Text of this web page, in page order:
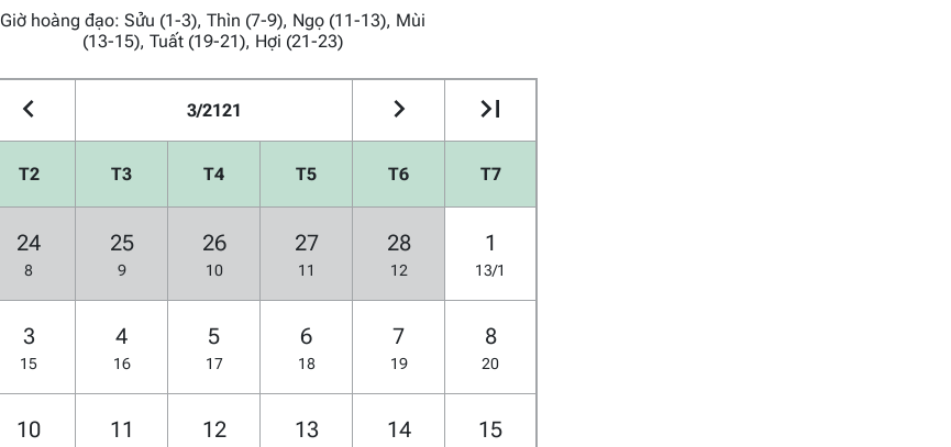
Giờ hoàng đạo: Sửu (1-3), Thìn (7-9), Ngọ (11-13), Mùi
(13-15), Tuất (19-21), Hợi (21-23)
3/2121
T2 T3 T4 T5 T6 T7
24
8
25
9
26
10
27
11
28
12
1
13/1
3
15
4
16
5
17
6
18
7
19
8
20
10 11 12 13 14 15